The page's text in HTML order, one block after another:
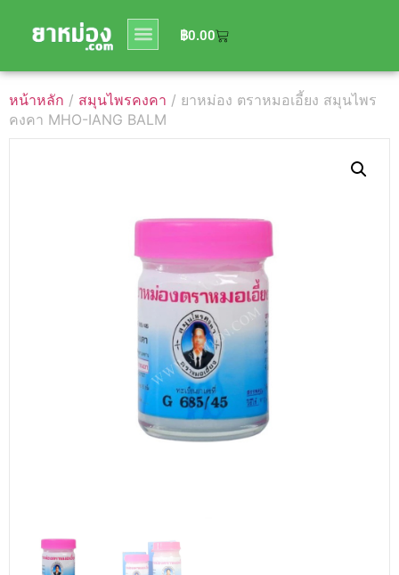
฿0.00
฿0.00
หน้าหลัก / สมุนไพรคงคา / ยาหม่อง ตราหมอเอี้ยง สมุนไพร
คงคา MHO-IANG BALM